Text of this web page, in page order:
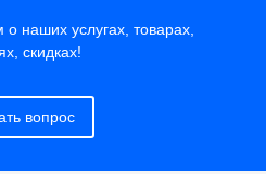
наших услугах, товарах,
скидках!
вопрос